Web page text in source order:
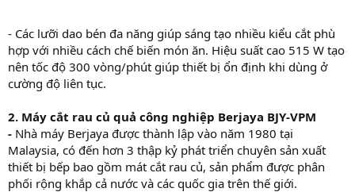
- Các lưỡi dao bén đa năng giúp sáng tạo nhiều kiểu cắt phù
hợp với nhiều cách chế biến món ăn. Hiệu suất cao 515 W tạo
nên tốc độ 300 vòng/phút giúp thiết bị ổn định khi dùng ở
cường độ liên tục.
2. Máy cắt rau củ quả công nghiệp Berjaya BJY-VPM
- Nhà máy Berjaya được thành lập vào năm 1980 tại
Malaysia, có đến hơn 3 thập kỷ phát triển chuyên sản xuất
thiết bị bếp bao gồm mát cắt rau củ, sản phẩm được phân
phối rộng khắp cả nước và các quốc gia trên thế giới.